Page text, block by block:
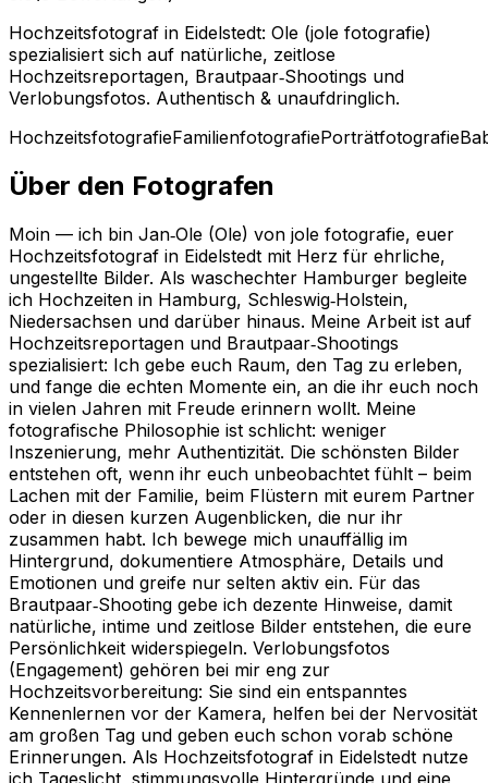
Hochzeitsfotograf in Eidelstedt: Ole (jole fotografie)
spezialisiert sich auf natürliche, zeitlose
Hochzeitsreportagen, Brautpaar‑Shootings und
Verlobungsfotos. Authentisch & unaufdringlich.
HochzeitsfotografieFamilienfotografiePorträtfotografie
Über den Fotografen
Moin — ich bin Jan‑Ole (Ole) von jole fotografie, euer
Hochzeitsfotograf in Eidelstedt mit Herz für ehrliche,
ungestellte Bilder. Als waschechter Hamburger begleite
ich Hochzeiten in Hamburg, Schleswig‑Holstein,
Niedersachsen und darüber hinaus. Meine Arbeit ist auf
Hochzeitsreportagen und Brautpaar‑Shootings
spezialisiert: Ich gebe euch Raum, den Tag zu erleben,
und fange die echten Momente ein, an die ihr euch noch
in vielen Jahren mit Freude erinnern wollt. Meine
fotografische Philosophie ist schlicht: weniger
Inszenierung, mehr Authentizität. Die schönsten Bilder
entstehen oft, wenn ihr euch unbeobachtet fühlt – beim
Lachen mit der Familie, beim Flüstern mit eurem Partner
oder in diesen kurzen Augenblicken, die nur ihr
zusammen habt. Ich bewege mich unauffällig im
Hintergrund, dokumentiere Atmosphäre, Details und
Emotionen und greife nur selten aktiv ein. Für das
Brautpaar‑Shooting gebe ich dezente Hinweise, damit
natürliche, intime und zeitlose Bilder entstehen, die eure
Persönlichkeit widerspiegeln. Verlobungsfotos
(Engagement) gehören bei mir eng zur
Hochzeitsvorbereitung: Sie sind ein entspanntes
Kennenlernen vor der Kamera, helfen bei der Nervosität
am großen Tag und geben euch schon vorab schöne
Erinnerungen. Als Hochzeitsfotograf in Eidelstedt nutze
ich Tageslicht, stimmungsvolle Hintergründe und eine